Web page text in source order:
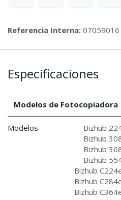
Referencia Interna: 07059016
Especificaciones
Modelos de Fotocopiadora
Modelos Bizhub
Bizhub
Bizhub
Bizhub
Bizhub
Bizhub
Bizhub